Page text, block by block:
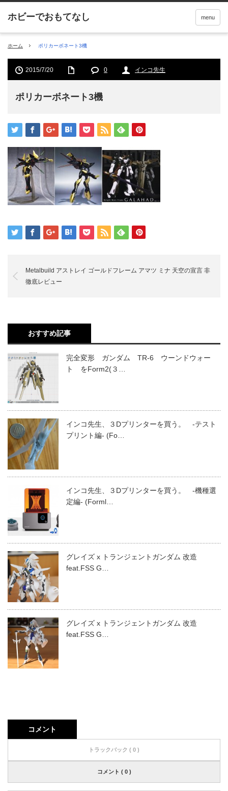
menu
ホーム ポリカーボネート3機
2015/7/20 0 インコ先生
ポリカーボネート3機
Metalbuild アストレイ ゴールドフレーム アマツ ミナ 天空の宣言 非
徹底レビュー
おすすめ記事
完全変形 ガンダム TR-6 ウーンドウォー
ト をForm2(３…
インコ先生、３Dプリンターを買う。 -テスト
プリント編- (Fo…
インコ先生、３Dプリンターを買う。 -機種選
定編- (Forml…
グレイズ x トランジェントガンダム 改造
feat.FSS G…
グレイズ x トランジェントガンダム 改造
feat.FSS G…
コメント
トラックバック ( 0 )
コメント ( 0 )